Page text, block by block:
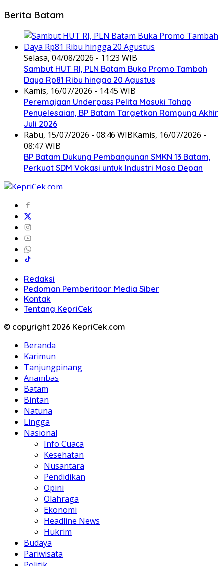
Berita Batam
Selasa, 04/08/2026 - 11:23 WIB
Sambut HUT RI, PLN Batam Buka Promo Tambah
Daya Rp81 Ribu hingga 20 Agustus
Kamis, 16/07/2026 - 14:45 WIB
Peremajaan Underpass Pelita Masuki Tahap
Penyelesaian, BP Batam Targetkan Rampung Akhir
Juli 2026
Rabu, 15/07/2026 - 08:46 WIBKamis, 16/07/2026 -
08:47 WIB
BP Batam Dukung Pembangunan SMKN 13 Batam,
Perkuat SDM Vokasi untuk Industri Masa Depan
Redaksi
Pedoman Pemberitaan Media Siber
Kontak
Tentang KepriCek
© copyright 2026 KepriCek.com
Beranda
Karimun
Tanjungpinang
Anambas
Batam
Bintan
Natuna
Lingga
Nasional
Info Cuaca
Kesehatan
Nusantara
Pendidikan
Opini
Olahraga
Ekonomi
Headline News
Hukrim
Budaya
Pariwisata